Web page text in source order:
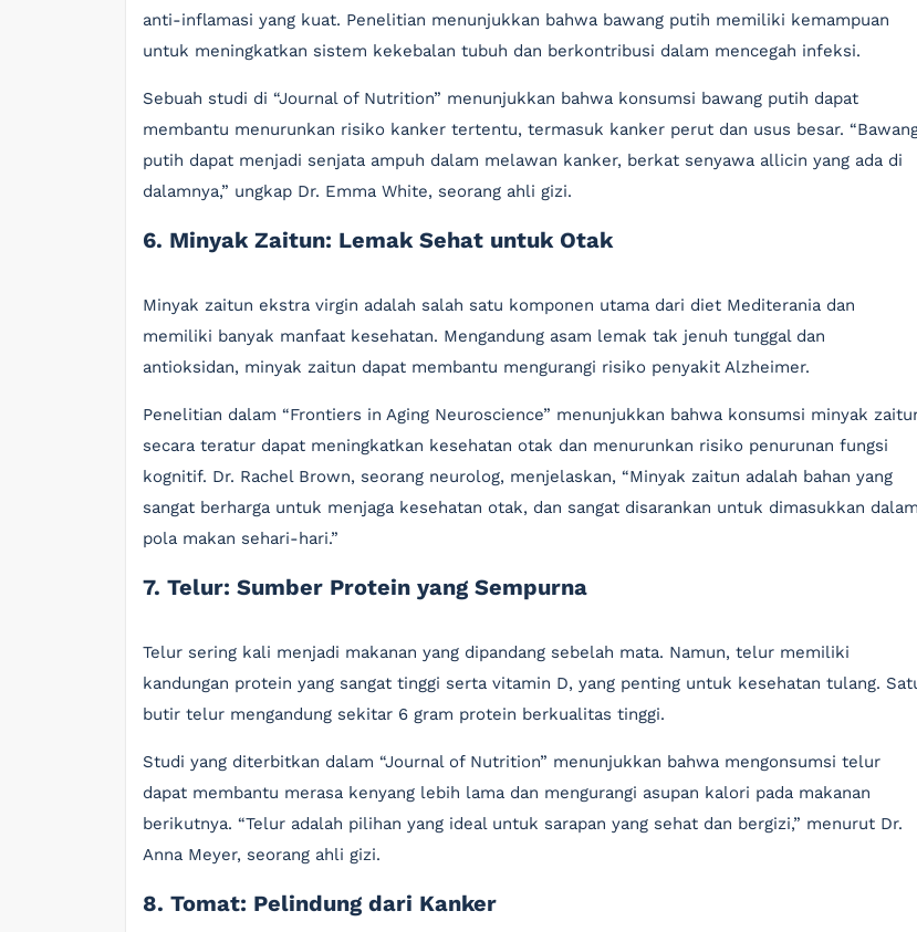
anti-inflamasi yang kuat. Penelitian menunjukkan bahwa bawang putih memiliki kemampuan
untuk meningkatkan sistem kekebalan tubuh dan berkontribusi dalam mencegah infeksi.
Sebuah studi di “Journal of Nutrition” menunjukkan bahwa konsumsi bawang putih dapat
membantu menurunkan risiko kanker tertentu, termasuk kanker perut dan usus besar.
putih dapat menjadi senjata ampuh dalam melawan kanker, berkat senyawa allicin yang ada di
dalamnya,” ungkap Dr. Emma White, seorang ahli gizi.
6. Minyak Zaitun: Lemak Sehat untuk Otak
Minyak zaitun ekstra virgin adalah salah satu komponen utama dari diet Mediterania dan
memiliki banyak manfaat kesehatan. Mengandung asam lemak tak jenuh tunggal dan
antioksidan, minyak zaitun dapat membantu mengurangi risiko penyakit Alzheimer.
Penelitian dalam “Frontiers in Aging Neuroscience” menunjukkan bahwa konsumsi minyak
secara teratur dapat meningkatkan kesehatan otak dan menurunkan risiko penurunan fungsi
kognitif. Dr. Rachel Brown, seorang neurolog, menjelaskan, “Minyak zaitun adalah bahan yang
sangat berharga untuk menjaga kesehatan otak, dan sangat disarankan untuk dimasukkan dalam
pola makan sehari-hari.”
7. Telur: Sumber Protein yang Sempurna
Telur sering kali menjadi makanan yang dipandang sebelah mata. Namun, telur memiliki
kandungan protein yang sangat tinggi serta vitamin D, yang penting untuk kesehatan tulang.
butir telur mengandung sekitar 6 gram protein berkualitas tinggi.
Studi yang diterbitkan dalam “Journal of Nutrition” menunjukkan bahwa mengonsumsi telur
dapat membantu merasa kenyang lebih lama dan mengurangi asupan kalori pada makanan
berikutnya. “Telur adalah pilihan yang ideal untuk sarapan yang sehat dan bergizi,” menurut Dr.
Anna Meyer, seorang ahli gizi.
8. Tomat: Pelindung dari Kanker